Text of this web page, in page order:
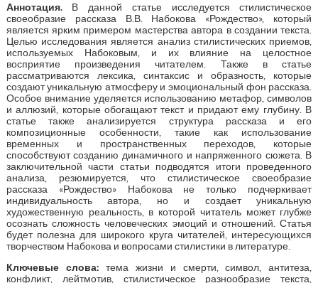
Аннотация. В данной статье исследуется стилистическое
своеобразие рассказа В.В. Набокова «Рождество», который
является ярким примером мастерства автора в создании текста.
Целью исследования является анализ стилистических приемов,
используемых Набоковым, и их влияние на целостное
восприятие произведения читателем. Также в статье
рассматриваются лексика, синтаксис и образность, которые
создают уникальную атмосферу и эмоциональный фон рассказа.
Особое внимание уделяется использованию метафор, символов
и аллюзий, которые обогащают текст и придают ему глубину. В
статье также анализируется структура рассказа и его
композиционные особенности, такие как использование
временных и пространственных переходов, которые
способствуют созданию динамичного и напряженного сюжета. В
заключительной части статьи подводятся итоги проведенного
анализа, резюмируется, что стилистическое своеобразие
рассказа «Рождество» Набокова не только подчеркивает
индивидуальность автора, но и создает уникальную
художественную реальность, в которой читатель может глубже
осознать сложность человеческих эмоций и отношений. Статья
будет полезна для широкого круга читателей, интересующихся
творчеством Набокова и вопросами стилистики в литературе.
Ключевые слова:тема жизни и смерти, символ, антитеза,
конфликт, лейтмотив, стилистическое разнообразие текста,